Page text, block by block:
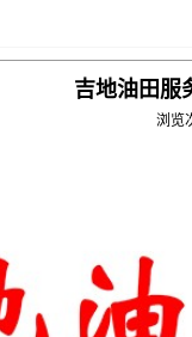
吉地油田服
浏览